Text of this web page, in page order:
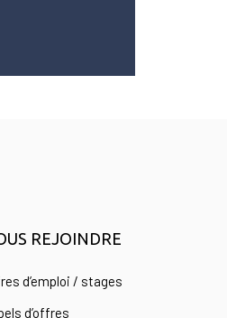
REJOINDRE
d’emploi / stages
d’offres